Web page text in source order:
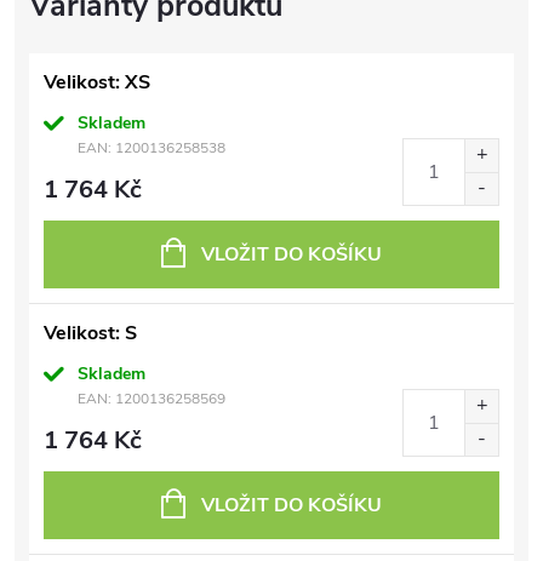
Velikost: XS
Skladem
EAN: 1200136258538
1 764 Kč
VLOŽIT DO KOŠÍKU
Velikost: S
Skladem
EAN: 1200136258569
1 764 Kč
VLOŽIT DO KOŠÍKU